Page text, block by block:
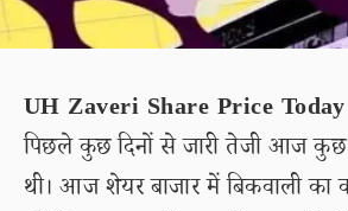
UH Zaveri Share Price
पिछले कुछ दिनों से जारी तेजी आज
थी। आज शेयर बाजार में बिकवाली का